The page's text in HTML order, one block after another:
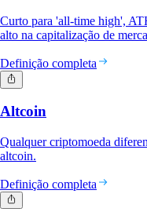
Curto para 'all-time high',
alto na capitalização de
Definição completa
Altcoin
Qualquer criptomoeda
altcoin.
Definição completa